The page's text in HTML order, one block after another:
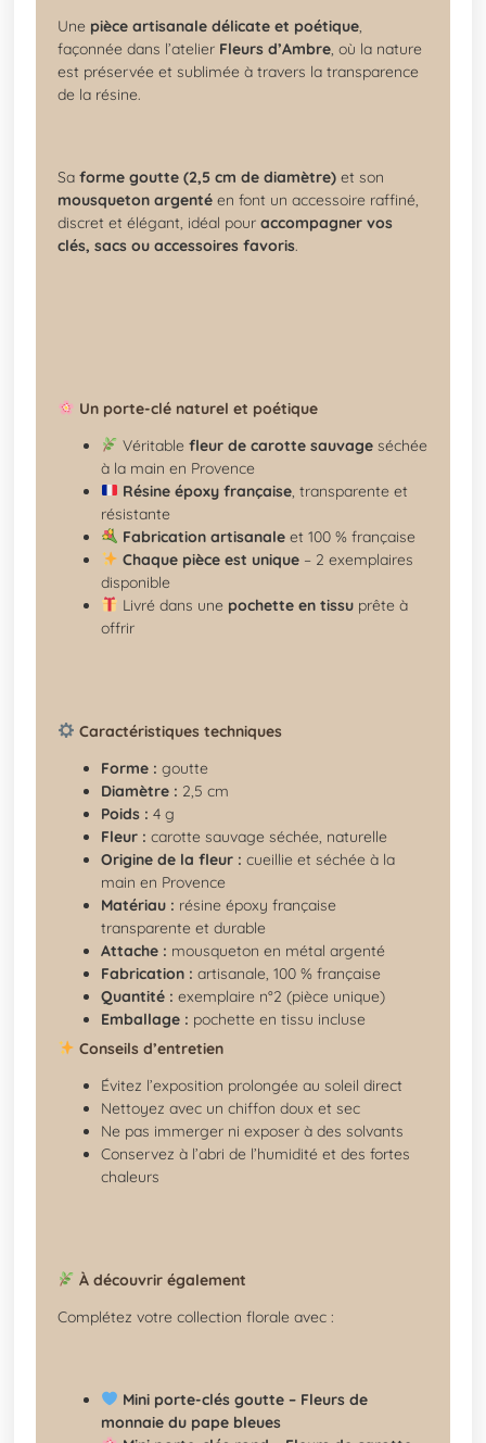
Une pièce artisanale délicate et poétique,
façonnée dans l’atelier Fleurs d’Ambre, où la nature
est préservée et sublimée à travers la transparence
de la résine.
Saforme goutte (2,5 cm de diamètre) et son
mousqueton argenté en font un accessoire raffiné,
discret et élégant, idéal pouraccompagner vos
clés, sacs ou accessoires favoris.
Un porte-clé naturel et poétique
Véritablefleur de carotte sauvage séchée
à la main en Provence
Résine époxy française, transparente et
résistante
Fabrication artisanale et 100 % française
Chaque pièce est unique – 2 exemplaires
disponible
Livré dans une pochette en tissu prête à
offrir
Caractéristiques techniques
Forme : goutte
Diamètre : 2,5 cm
Poids : 4 g
Fleur : carotte sauvage séchée, naturelle
Origine de la fleur : cueillie et séchée à la
main en Provence
Matériau : résine époxy française
transparente et durable
Attache : mousqueton en métal argenté
Fabrication : artisanale, 100 % française
Quantité : exemplaire n°2 (pièce unique)
Emballage : pochette en tissu incluse
Conseils d’entretien
Évitez l’exposition prolongée au soleil direct
Nettoyez avec un chiffon doux et sec
Ne pas immerger ni exposer à des solvants
Conservez à l’abri de l’humidité et des fortes
chaleurs
À découvrir également
Complétez votre collection florale avec :
Mini porte-clés goutte – Fleurs de
monnaie du pape bleues